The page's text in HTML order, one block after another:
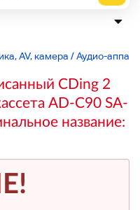
AV, камера /Аудио-
CDing 2
AD-C90 SA-
название: